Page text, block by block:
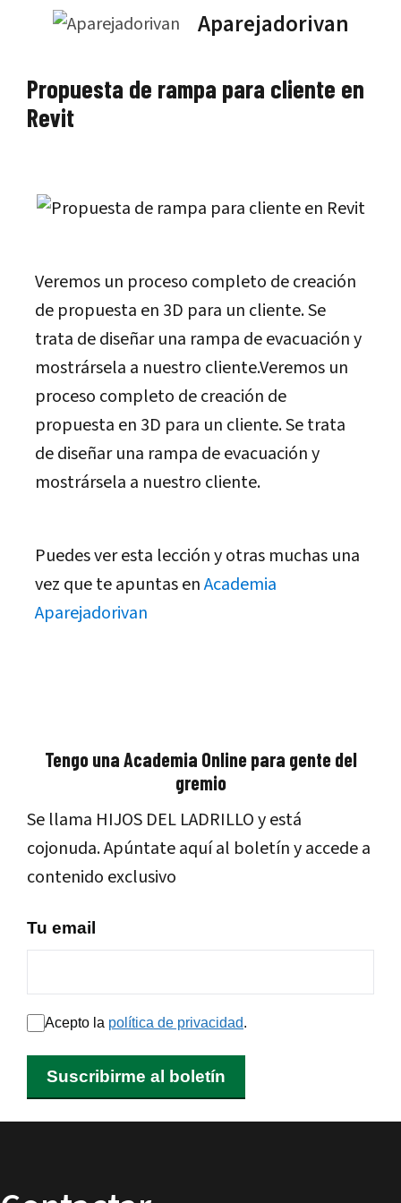
Aparejadorivan
Propuesta de rampa para cliente en
Revit
Veremos un proceso completo de creación
de propuesta en 3D para un cliente. Se
trata de diseñar una rampa de evacuación y
mostrársela a nuestro cliente.Veremos un
proceso completo de creación de
propuesta en 3D para un cliente. Se trata
de diseñar una rampa de evacuación y
mostrársela a nuestro cliente.
Puedes ver esta lección y otras muchas una
vez que te apuntas enAcademia
Aparejadorivan
Tengo una Academia Online para gente del
gremio
Se llama HIJOS DEL LADRILLO y está
cojonuda. Apúntate aquí al boletín y accede a
contenido exclusivo
Tu email
Acepto la política de privacidad.
Suscribirme al boletín